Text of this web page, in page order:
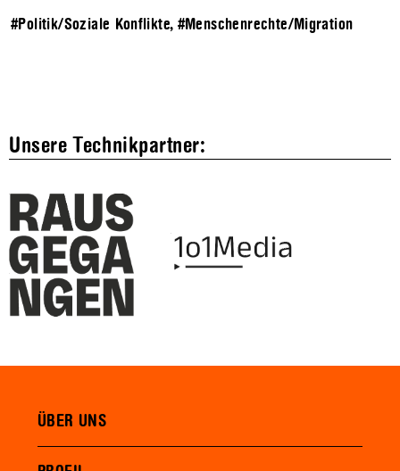
#Politik/Soziale Konflikte, #Menschenrechte/Migration
Unsere Technikpartner:
ÜBER UNS